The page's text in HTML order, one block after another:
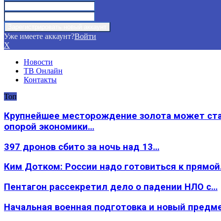
Уже имеете аккаунт?Войти
X
Новости
ТВ Онлайн
Контакты
Топ
Крупнейшее месторождение золота может
опорой экономики…
397 дронов сбито за ночь над 13…
Ким Дотком: России надо готовиться к
Пентагон рассекретил дело о падении НЛО с…
Начальная военная подготовка и новый